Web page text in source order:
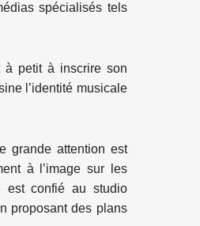
spécialisés tels
à petit à inscrire son
l’identité musicale
grande attention est
à l’image sur les
est confié au studio
proposant des plans